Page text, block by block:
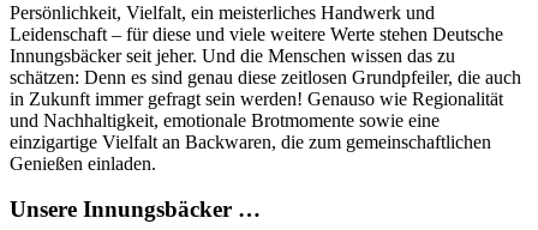
Persönlichkeit, Vielfalt, ein meisterliches Handwerk und
Leidenschaft – für diese und viele weitere Werte stehen Deutsche
Innungsbäcker seit jeher. Und die Menschen wissen das zu
schätzen: Denn es sind genau diese zeitlosen Grundpfeiler, die auch
in Zukunft immer gefragt sein werden! Genauso wie Regionalität
und Nachhaltigkeit, emotionale Brotmomente sowie eine
einzigartige Vielfalt an Backwaren, die zum gemeinschaftlichen
Genießen einladen.
Unsere Innungsbäcker …